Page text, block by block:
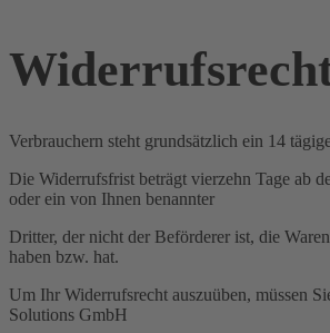
Verbrauchern steht grundsätzlich ein 14
Die Widerrufsfrist beträgt vierzehn Tage ab
oder ein von Ihnen benannter
Dritter, der nicht der Beförderer ist, die
haben bzw. hat.
Um Ihr Widerrufsrecht auszuüben, müssen
Solutions GmbH